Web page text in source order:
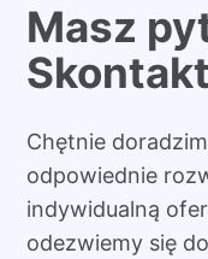
Masz
Chętnie
odpowiednie
indywidualną
odezwiemy się